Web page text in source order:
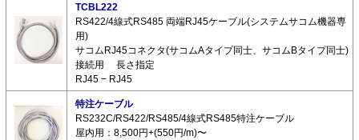
TCBL222
RS422/4線式RS485 両端RJ45ケーブル(システムサコム機器専
用)
サコムRJ45コネクタ(サコムAタイプ同士、サコムBタイプ同士)
接続用 長さ指定
RJ45 − RJ45
特注ケーブル
RS232C/RS422/RS485/4線式RS485特注ケーブル
屋内用：8,500円+(550円/m)〜